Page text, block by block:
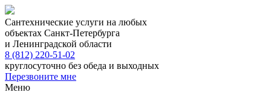
Сантехнические услуги на любых
объектах Санкт-Петербурга
и Ленинградской области
8 (812) 220-51-02
круглосуточно без обеда и выходных
Перезвоните мне
Меню